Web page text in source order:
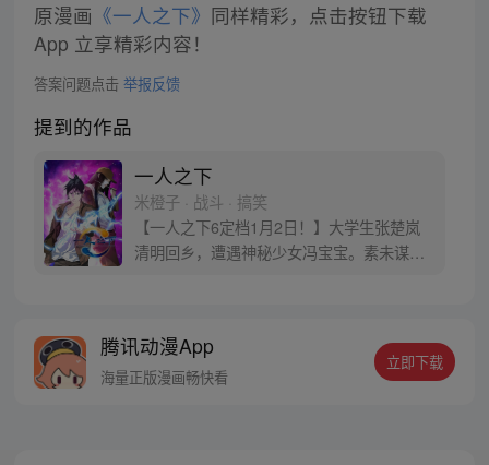
原漫画 《一人之下》 同样精彩，点击按钮下载
App 立享精彩内容！
答案问题点击 举报反馈
提到的作品
一人之下
米橙子 · 战斗 · 搞笑
【一人之下6定档1月2日！】大学生张楚岚
清明回乡，遭遇神秘少女冯宝宝。素未谋面
密，张楚岚的生活被彻底颠覆，与冯宝宝一
同踏上“异人”之旅。
腾讯动漫App
海量正版漫画畅快看
立即下载